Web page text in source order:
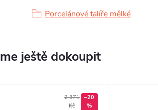
Porcelánové talíře mělké
ještě dokoupit
2 371
Kč
–20
%